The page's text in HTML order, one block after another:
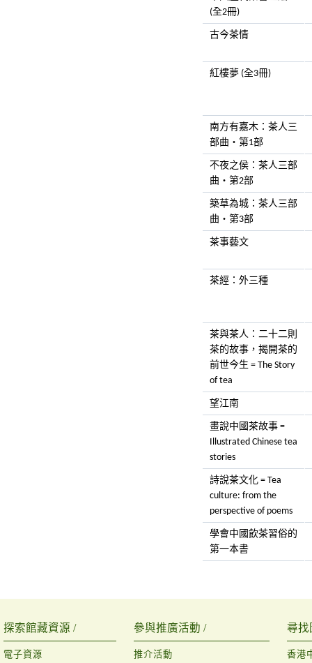
(全2冊)
古今茶情
紅樓夢 (全3冊)
南方有嘉木：茶人三
部曲‧第1部
不夜之侯：茶人三部
曲‧第2部
築草為城：茶人三部
曲‧第3部
茶事藝文
茶經：外三種
茶與茶人：二十二則
茶的故事，揭開茶的
前世今生 = The Story
of tea
望江南
畫說中國茶故事 =
Illustrated Chinese tea
stories
詩說茶文化 = Tea
culture: from the
perspective of poems
學會中國飲茶習俗的
第一本書
探索館藏資源 /
電子資源
參與推廣活動 /
推介活動
尋找
香港